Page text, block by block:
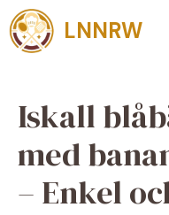
Skip
to
content
LNNRW
Iskall
med
– Enkel